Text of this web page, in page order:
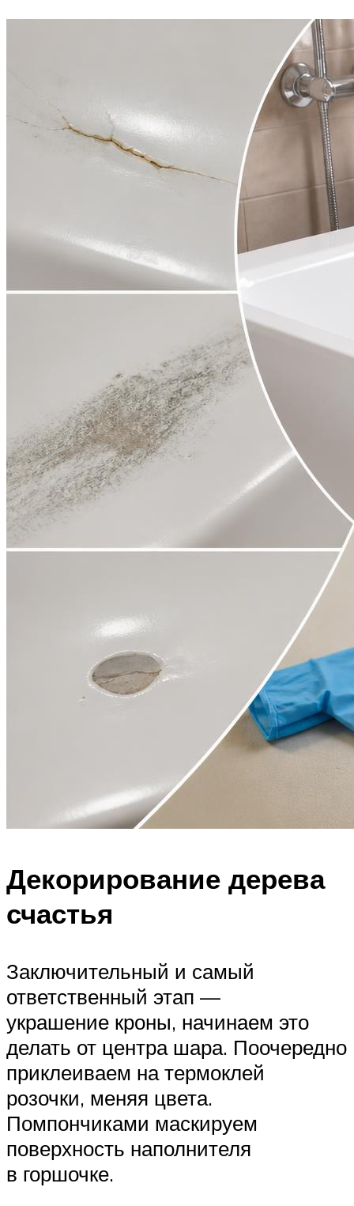
Декорирование дерева
счастья
Заключительный и самый
ответственный этап —
украшение кроны, начинаем это
делать от центра шара. Поочередно
приклеиваем на термоклей
розочки, меняя цвета.
Помпончиками маскируем
поверхность наполнителя
в горшочке.